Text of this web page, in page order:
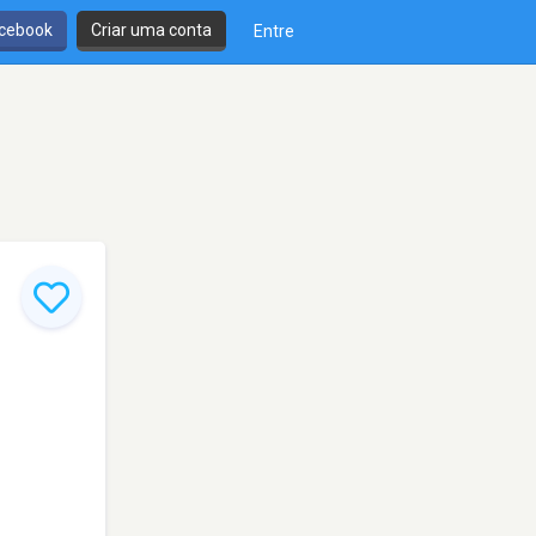
Criar uma conta Entre